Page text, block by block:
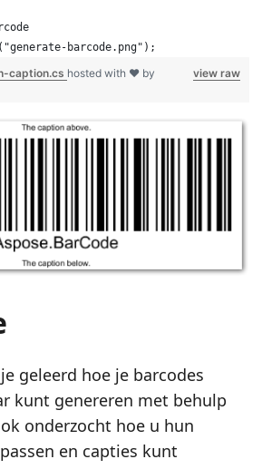
barcode.png");
view raw
caption.cs hosted with ❤ by
geleerd hoe je barcodes
kunt genereren met behulp
onderzocht hoe u hun
en capties kunt